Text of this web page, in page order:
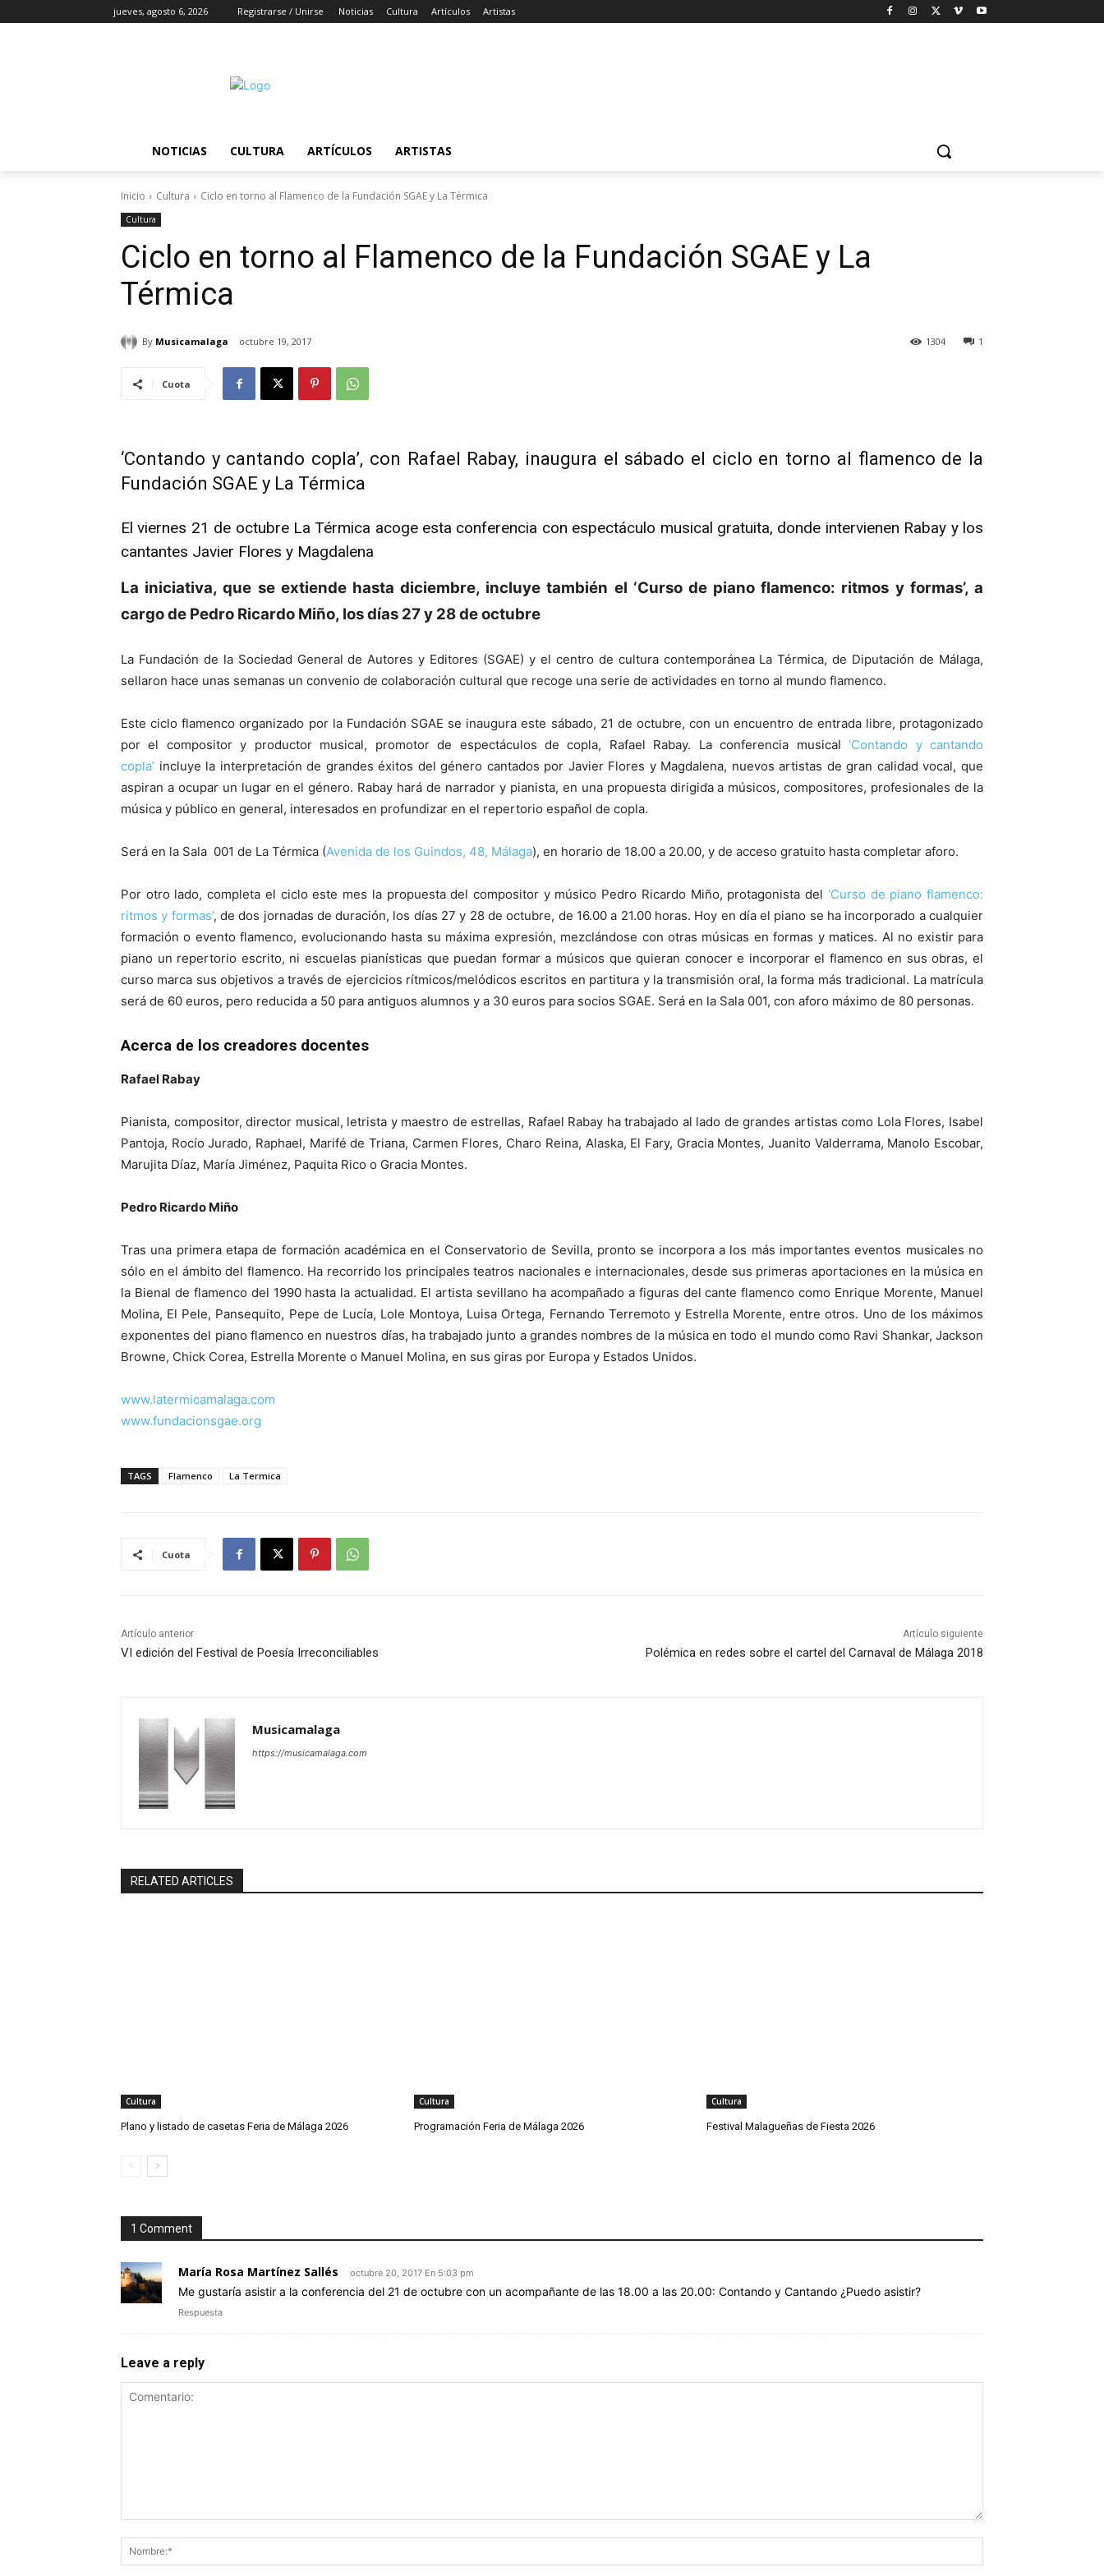
jueves, agosto 6, 2026 Registrarse / Unirse Noticias Cultura Artículos Artistas
NOTICIAS CULTURA ARTÍCULOS ARTISTAS
Inicio Cultura Ciclo en torno al Flamenco de la Fundación SGAE y La Térmica
Cultura
Ciclo en torno al Flamenco de la Fundación SGAE y La
Térmica
By Musicamalaga octubre 19, 2017 1
1304
Cuota
‘Contando y cantando copla’, con Rafael Rabay, inaugura el sábado el ciclo en torno al flamenco de la
Fundación SGAE y La Térmica
El viernes 21 de octubre La Térmica acoge esta conferencia con espectáculo musical gratuita, donde intervienen Rabay y los
cantantes Javier Flores y Magdalena
La iniciativa, que se extiende hasta diciembre, incluye también el ‘Curso de piano flamenco: ritmos y formas’, a
cargo de Pedro Ricardo Miño, los días 27 y 28 de octubre
La Fundación de la Sociedad General de Autores y Editores (SGAE) y el centro de cultura contemporánea La Térmica, de Diputación de Málaga,
sellaron hace unas semanas un convenio de colaboración cultural que recoge una serie de actividades en torno al mundo flamenco.
Este ciclo flamenco organizado por la Fundación SGAE se inaugura este sábado, 21 de octubre, con un encuentro de entrada libre, protagonizado
por el compositor y productor musical, promotor de espectáculos de copla, Rafael Rabay. La conferencia musical‘Contando y cantando
copla’ incluye la interpretación de grandes éxitos del género cantados por Javier Flores y Magdalena, nuevos artistas de gran calidad vocal, que
aspiran a ocupar un lugar en el género. Rabay hará de narrador y pianista, en una propuesta dirigida a músicos, compositores, profesionales de la
música y público en general, interesados en profundizar en el repertorio español de copla.
Será en la Sala 001 de La Térmica (Avenida de los Guindos, 48, Málaga), en horario de 18.00 a 20.00, y de acceso gratuito hasta completar aforo.
Por otro lado, completa el ciclo este mes la propuesta del compositor y músico Pedro Ricardo Miño, protagonista del ‘Curso de piano flamenco:
ritmos y formas’, de dos jornadas de duración, los días 27 y 28 de octubre, de 16.00 a 21.00 horas. Hoy en día el piano se ha incorporado a cualquier
formación o evento flamenco, evolucionando hasta su máxima expresión, mezclándose con otras músicas en formas y matices. Al no existir para
piano un repertorio escrito, ni escuelas pianísticas que puedan formar a músicos que quieran conocer e incorporar el flamenco en sus obras, el
curso marca sus objetivos a través de ejercicios rítmicos/melódicos escritos en partitura y la transmisión oral, la forma más tradicional. La matrícula
será de 60 euros, pero reducida a 50 para antiguos alumnos y a 30 euros para socios SGAE. Será en la Sala 001, con aforo máximo de 80 personas.
Acerca de los creadores docentes
Rafael Rabay
Pianista, compositor, director musical, letrista y maestro de estrellas, Rafael Rabay ha trabajado al lado de grandes artistas como Lola Flores, Isabel
Pantoja, Rocío Jurado, Raphael, Marifé de Triana, Carmen Flores, Charo Reina, Alaska, El Fary, Gracia Montes, Juanito Valderrama, Manolo Escobar,
Marujita Díaz, María Jiménez, Paquita Rico o Gracia Montes.
Pedro Ricardo Miño
Tras una primera etapa de formación académica en el Conservatorio de Sevilla, pronto se incorpora a los más importantes eventos musicales no
sólo en el ámbito del flamenco. Ha recorrido los principales teatros nacionales e internacionales, desde sus primeras aportaciones en la música en
la Bienal de flamenco del 1990 hasta la actualidad. El artista sevillano ha acompañado a figuras del cante flamenco como Enrique Morente, Manuel
Molina, El Pele, Pansequito, Pepe de Lucía, Lole Montoya, Luisa Ortega, Fernando Terremoto y Estrella Morente, entre otros. Uno de los máximos
exponentes del piano flamenco en nuestros días, ha trabajado junto a grandes nombres de la música en todo el mundo como Ravi Shankar, Jackson
Browne, Chick Corea, Estrella Morente o Manuel Molina, en sus giras por Europa y Estados Unidos.
www.latermicamalaga.com
www.fundacionsgae.org
TAGS Flamenco La Termica
Cuota
Artículo anterior
VI edición del Festival de Poesía Irreconciliables
Artículo siguiente
Polémica en redes sobre el cartel del Carnaval de Málaga 2018
Musicamalaga
https://musicamalaga.com
RELATED ARTICLES
Cultura
Plano y listado de casetas Feria de Málaga 2026
Cultura
Programación Feria de Málaga 2026
Cultura
Festival Malagueñas de Fiesta 2026
1 Comment
María Rosa Martínez Sallés octubre 20, 2017 En 5:03 pm
Me gustaría asistir a la conferencia del 21 de octubre con un acompañante de las 18.00 a las 20.00: Contando y Cantando ¿Puedo asistir?
Respuesta
Leave a reply